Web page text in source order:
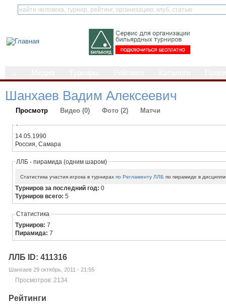
Шанхаев Вадим Алексеевич
Просмотр Видео (0) Фото (2) Матчи
-
14.05.1990
Россия, Самара
ЛЛБ - пирамида (одним шаром)
Статистика участия игрока в турнирахпо Регламенту ЛЛБ по пирамиде в
Турниров за последний год:0
Турниров всего:5
Статистика
Турниров:7
Пирамида:7
ЛЛБ ID: 411316
Шанхаев 29 октябрь, 2011 - 21:55
Просмотров: 2134
Рейтинги